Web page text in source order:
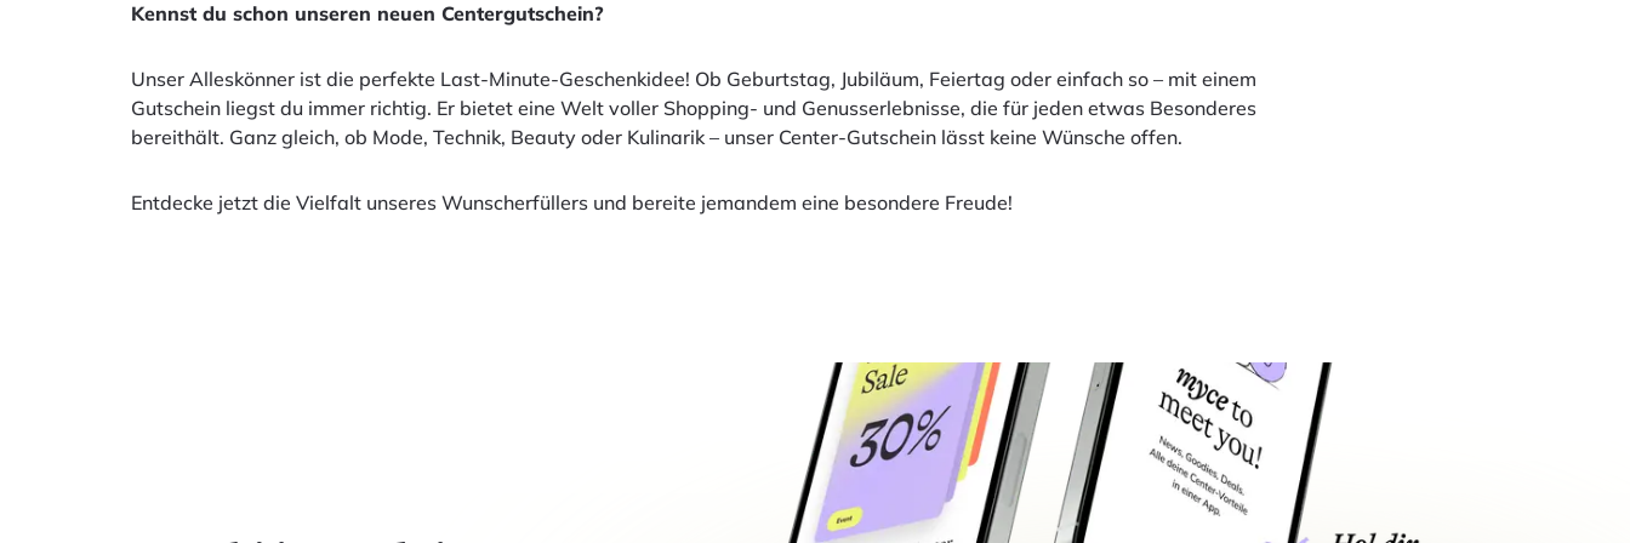
Kennst du schon unseren neuen Centergutschein?
Unser Alleskönner ist die perfekte Last-Minute-Geschenkidee! Ob Geburtstag, Jubiläum, Feiertag oder einfach so – mit einem
Gutschein liegst du immer richtig. Er bietet eine Welt voller Shopping- und Genusserlebnisse, die für jeden etwas Besonderes
bereithält. Ganz gleich, ob Mode, Technik, Beauty oder Kulinarik – unser Center-Gutschein lässt keine Wünsche offen.
Entdecke jetzt die Vielfalt unseres Wunscherfüllers und bereite jemandem eine besondere Freude!